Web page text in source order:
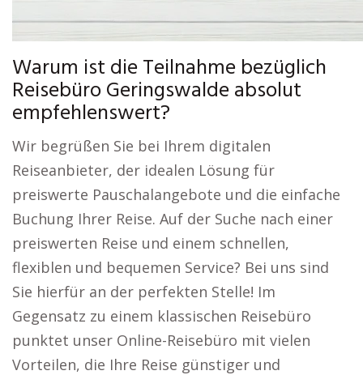
Warum ist die Teilnahme bezüglich
Reisebüro Geringswalde absolut
empfehlenswert?
Wir begrüßen Sie bei Ihrem digitalen
Reiseanbieter, der idealen Lösung für
preiswerte Pauschalangebote und die einfache
Buchung Ihrer Reise. Auf der Suche nach einer
preiswerten Reise und einem schnellen,
flexiblen und bequemen Service? Bei uns sind
Sie hierfür an der perfekten Stelle! Im
Gegensatz zu einem klassischen Reisebüro
punktet unser Online-Reisebüro mit vielen
Vorteilen, die Ihre Reise günstiger und